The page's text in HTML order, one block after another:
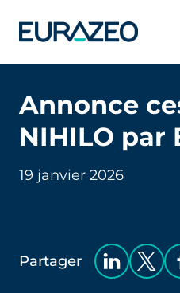
Annonce
NIHILO par
19 janvier 2026
Partager